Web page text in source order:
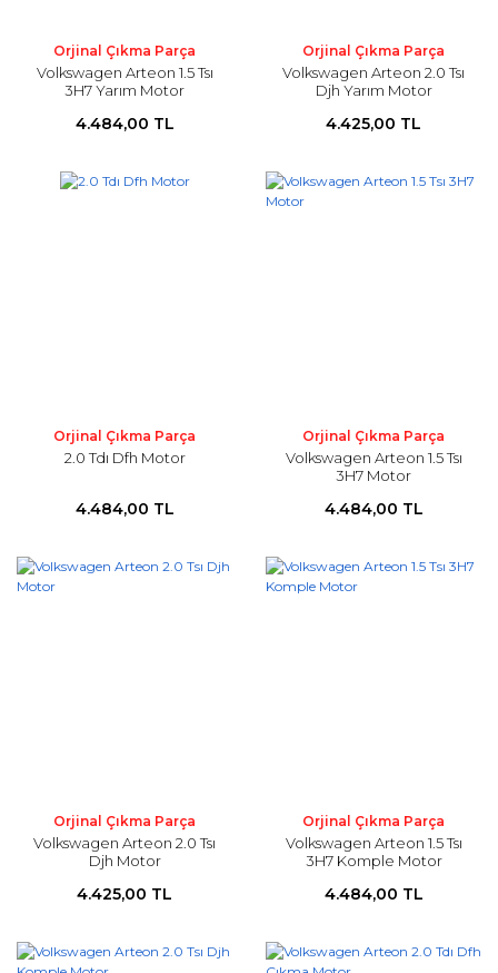
Orjinal Çıkma Parça
Volkswagen Arteon 1.5 Tsı
3H7 Yarım Motor
4.484,00 TL
Orjinal Çıkma Parça
Volkswagen Arteon 2.0 Tsı
Djh Yarım Motor
4.425,00 TL
Orjinal Çıkma Parça
2.0 Tdı Dfh Motor
4.484,00 TL
Orjinal Çıkma Parça
Volkswagen Arteon 1.5 Tsı
3H7 Motor
4.484,00 TL
Orjinal Çıkma Parça
Volkswagen Arteon 2.0 Tsı
Djh Motor
4.425,00 TL
Orjinal Çıkma Parça
Volkswagen Arteon 1.5 Tsı
3H7 Komple Motor
4.484,00 TL